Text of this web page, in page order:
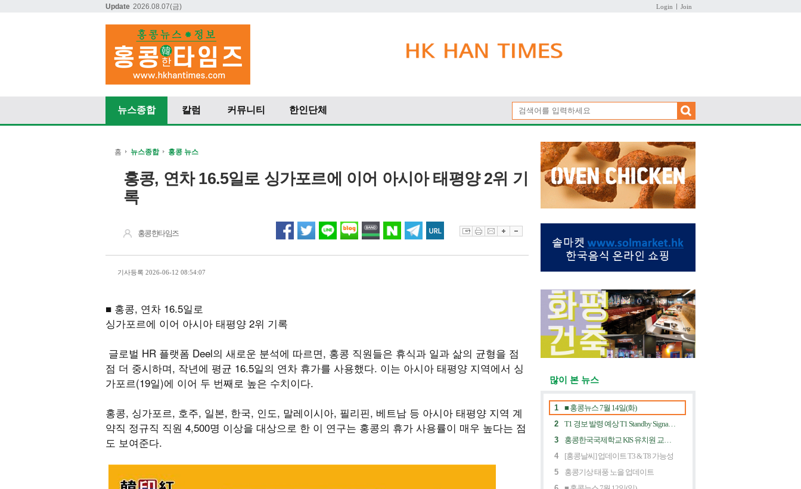
Login Join
Update 2026.08.07(금)
뉴스종합 칼럼 커뮤니티 한인단체
홈 뉴스종합 홍콩 뉴스
홍콩, 연차 16.5일로 싱가포르에 이어 아시아 태평양 2위 기
록
홍콩한타임즈
기사등록 2026-06-12 08:54:07
■ 홍콩, 연차 16.5일로
싱가포르에 이어 아시아 태평양 2위 기록
글로벌 HR 플랫폼 Deel의 새로운 분석에 따르면, 홍콩 직원들은 휴식과 일과 삶의 균형을 점
점 더 중시하며, 작년에 평균 16.5일의 연차 휴가를 사용했다. 이는 아시아 태평양 지역에서 싱
가포르(19일)에 이어 두 번째로 높은 수치이다.
홍콩, 싱가포르, 호주, 일본, 한국, 인도, 말레이시아, 필리핀, 베트남 등 아시아 태평양 지역 계
약직 정규직 직원 4,500명 이상을 대상으로 한 이 연구는 홍콩의 휴가 사용률이 매우 높다는 점
도 보여준다.
많이 본 뉴스
1
■ 홍콩뉴스 7월 14일(화)
2
3
4
[홍콩날씨] 업데이트 T3 & T8 가능성
5
홍콩기상 태풍 노을 업데이트